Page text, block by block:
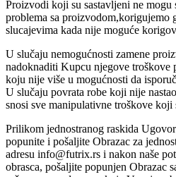
Proizvodi koji su sastavljeni ne
problema sa proizvodom,korigujemo
slucajevima kada nije moguće
U slučaju nemogućnosti zamene
nadoknaditi Kupcu njegove troškove
koju nije više u mogućnosti da
U slučaju povrata robe koji nije
snosi sve manipulativne troškove koji
Prilikom jednostranog raskida
popunite i pošaljite Obrazac za
adresu info@futrix.rs i nakon naše
obrasca, pošaljite popunjen Obrazac